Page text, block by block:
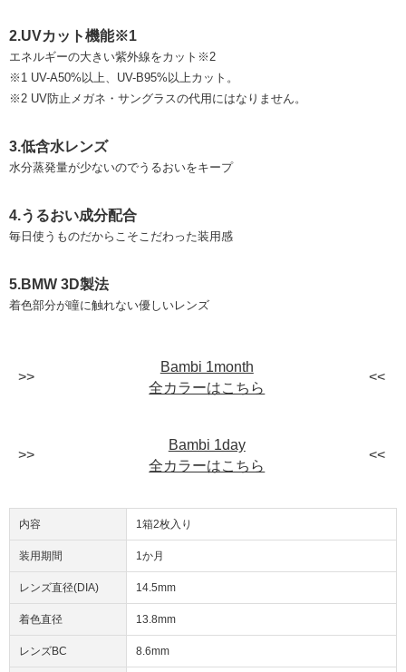
2.UVカット機能※1
エネルギーの大きい紫外線をカット※2
※1 UV-A50%以上、UV-B95%以上カット。
※2 UV防止メガネ・サングラスの代用にはなりません。
3.低含水レンズ
水分蒸発量が少ないのでうるおいをキープ
4.うるおい成分配合
毎日使うものだからこそこだわった装用感
5.BMW 3D製法
着色部分が瞳に触れない優しいレンズ
Bambi 1month
全カラーはこちら
Bambi 1day
全カラーはこちら
内容 1箱2枚入り
装用期間 1か月
レンズ直径(DIA) 14.5mm
着色直径 13.8mm
レンズBC 8.6mm